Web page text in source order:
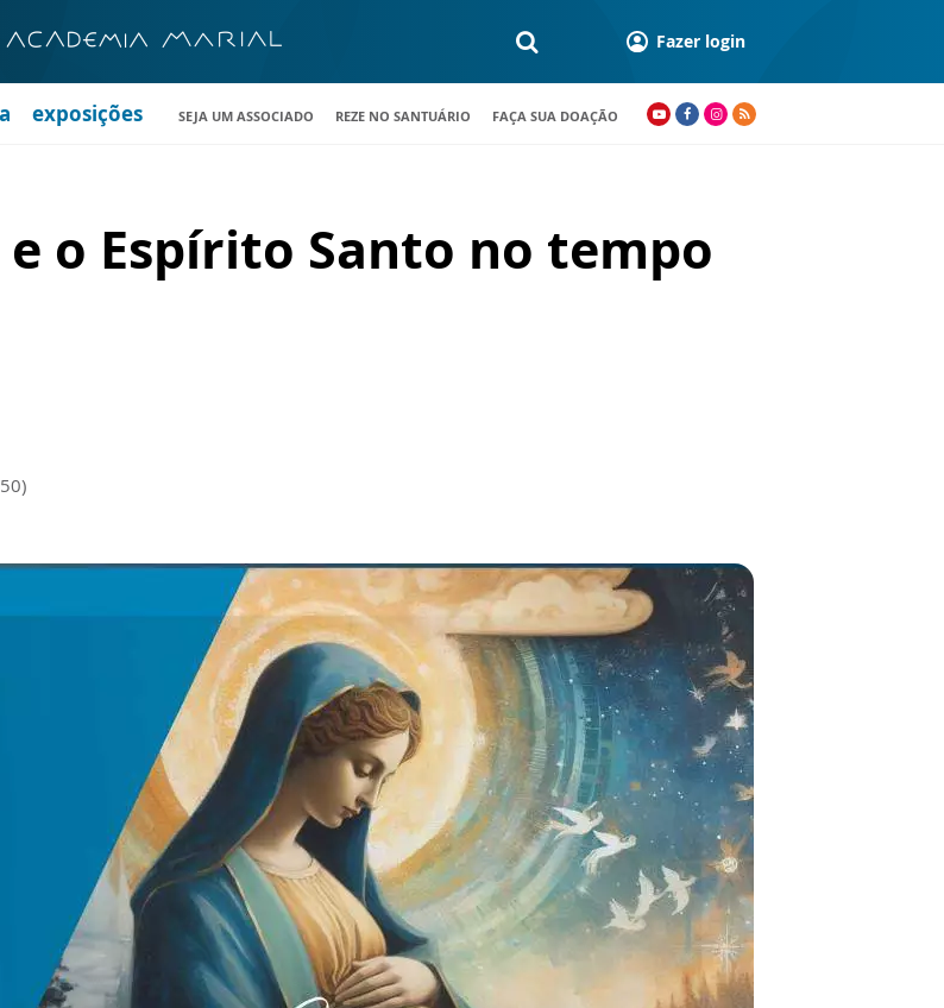
Fazer login
exposições SEJA UM ASSOCIADO REZE NO SANTUÁRIO FAÇA SUA DOAÇÃO
o Espírito Santo no tempo